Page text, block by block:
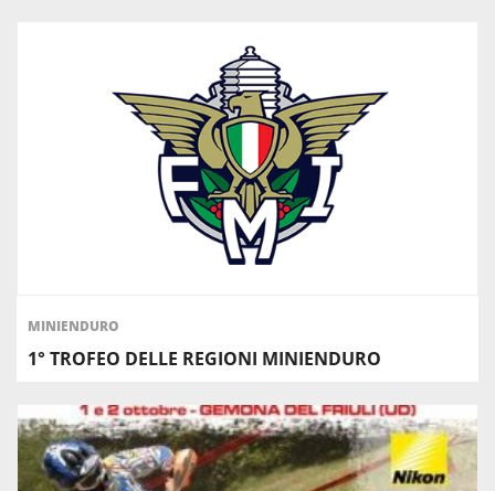
MINIENDURO
1° TROFEO DELLE REGIONI MINIENDURO